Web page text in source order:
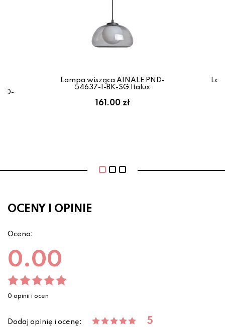
Lampa wisząca AINALE PND-
54637-1-BK-SG Italux
161.00 zł
OCENY I OPINIE
Ocena:
0.00
0 opinii i ocen
Dodaj opinię i ocenę: 5